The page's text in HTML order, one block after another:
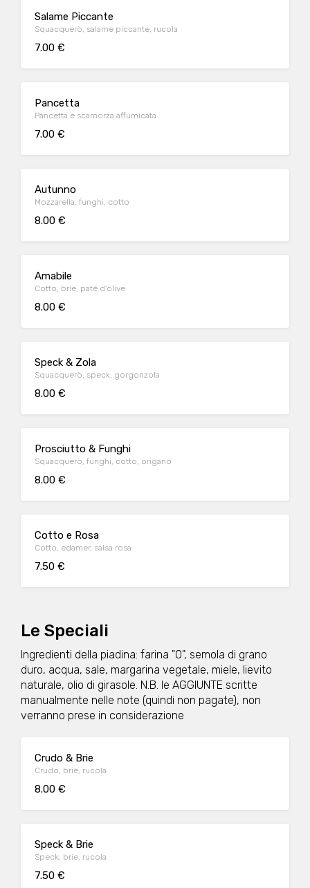
Salame Piccante
Squacquerò, salame piccante, rucola
7.00 €
Pancetta
Pancetta e scamorza affumicata
7.00 €
Autunno
Mozzarella, funghi, cotto
8.00 €
Amabile
Cotto, brie, paté d'olive
8.00 €
Speck & Zola
Squacquerò, speck, gorgonzola
8.00 €
Prosciutto & Funghi
Squacquerò, funghi, cotto, origano
8.00 €
Cotto e Rosa
Cotto, edamer, salsa rosa
7.50 €
Le Speciali
Ingredienti della piadina: farina "0", semola di grano
duro, acqua, sale, margarina vegetale, miele, lievito
naturale, olio di girasole. N.B. le AGGIUNTE scritte
manualmente nelle note (quindi non pagate), non
verranno prese in considerazione
Crudo & Brie
Crudo, brie, rucola
8.00 €
Speck & Brie
Speck, brie, rucola
7.50 €